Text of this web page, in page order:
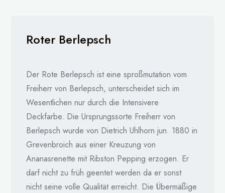
Roter Berlepsch
Der Rote Berlepsch ist eine sproßmutation vom
Freiherr von Berlepsch, unterscheidet sich im
Wesentlichen nur durch die Intensivere
Deckfarbe. Die Ursprungssorte Freiherr von
Berlepsch wurde von Dietrich Uhlhorn jun. 1880 in
Grevenbroich aus einer Kreuzung von
Ananasrenette mit Ribston Pepping erzogen. Er
darf nicht zu früh geentet werden da er sonst
nicht seine volle Qualität erreicht. Die Übermäßige